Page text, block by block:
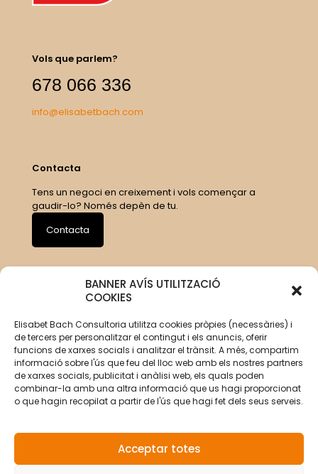
BANNER AVÍS UTILITZACIÓ
COOKIES
Elisabet Bach Consultoria utilitza cookies pròpies (necessàries) i
de tercers per personalitzar el contingut i els anuncis, oferir
funcions de xarxes socials i analitzar el trànsit. A més, compartim
informació sobre l'ús que feu del lloc web amb els nostres partners
de xarxes socials, publicitat i anàlisi web, els quals poden
combinar-la amb una altra informació que us hagi proporcionat
o que hagin recopilat a partir de l'ús que hagi fet dels seus serveis.
Acceptar totes
Vols que parlem?
678 066 336
info@elisabetbach.com
Contacta
Tens un negoci en creixement i vols començar a
gaudir-lo? Només depèn de tu.
Contacta